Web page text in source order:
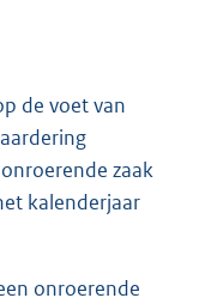
de voet van
zaak
kalenderjaar
onroerende